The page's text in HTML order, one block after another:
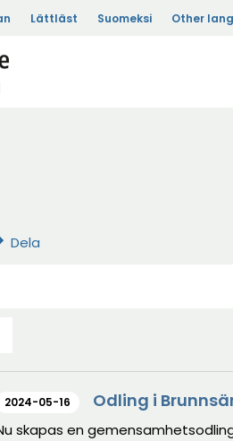
Lättläst Suomeksi Other
Dela
2024-05-16 Odling i
skapas en